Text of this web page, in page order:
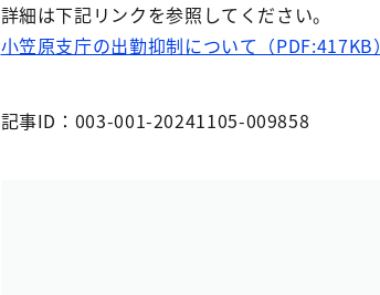
詳細は下記リンクを参照してください。
小笠原支庁の出勤抑制について（PDF:417KB）
記事ID：003-001-20241105-009858